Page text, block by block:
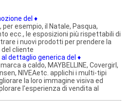
del ♦
esempio, il Natale, Pasqua,
ecc., le esposizioni più rispettabili di
i nuovi prodotti per prendere la
cliente
dettaglio generica del ♦
a caldo, MAYBELLINE, Covergirl,
NIVEAetc. applichi i multi-tipi
la loro immagine visiva ed
l'esperienza di vendita al